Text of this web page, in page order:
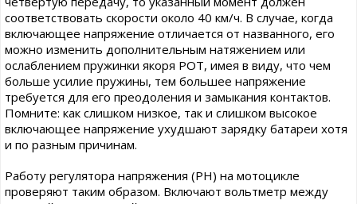
соответствовать скорости около 40 км/ч. В случае, когда
включающее напряжение отличается от названного, его
можно изменить дополнительным натяжением или
ослаблением пружинки якоря РОТ, имея в виду, что чем
больше усилие пружины, тем большее напряжение
требуется для его преодоления и замыкания контактов.
Помните: как слишком низкое, так и слишком высокое
включающее напряжение ухудшают зарядку батареи хотя
и по разным причинам.
Работу регулятора напряжения (РН) на мотоцикле
проверяют таким образом. Включают вольтметр между